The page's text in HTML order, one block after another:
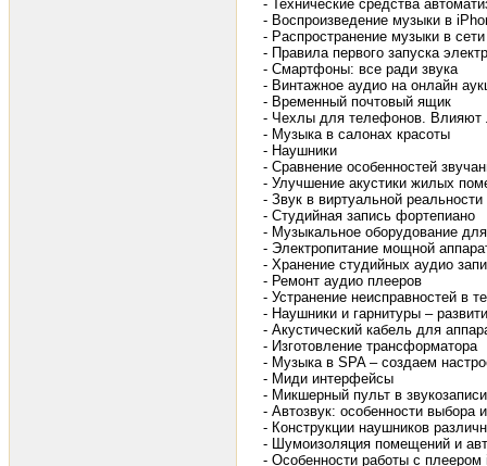
- Технические средства
- Воспроизведение музыки в
- Распространение музыки в сети
- Правила первого запуска
- Смартфоны: все ради звука
- Винтажное аудио на онлайн
- Временный почтовый ящик
- Чехлы для телефонов. Влияют
- Музыка в салонах красоты
- Наушники
- Сравнение особенностей
- Улучшение акустики жилых
- Звук в виртуальной реальности
- Студийная запись фортепиано
- Музыкальное оборудование
- Электропитание мощной
- Хранение студийных аудио
- Ремонт аудио плееров
- Устранение неисправностей в
- Наушники и гарнитуры –
- Акустический кабель для
- Изготовление трансформатора
- Музыка в SPA – создаем
- Миди интерфейсы
- Микшерный пульт в звукозаписи
- Автозвук: особенности выбора
- Конструкции наушников
- Шумоизоляция помещений и
- Особенности работы с плеером